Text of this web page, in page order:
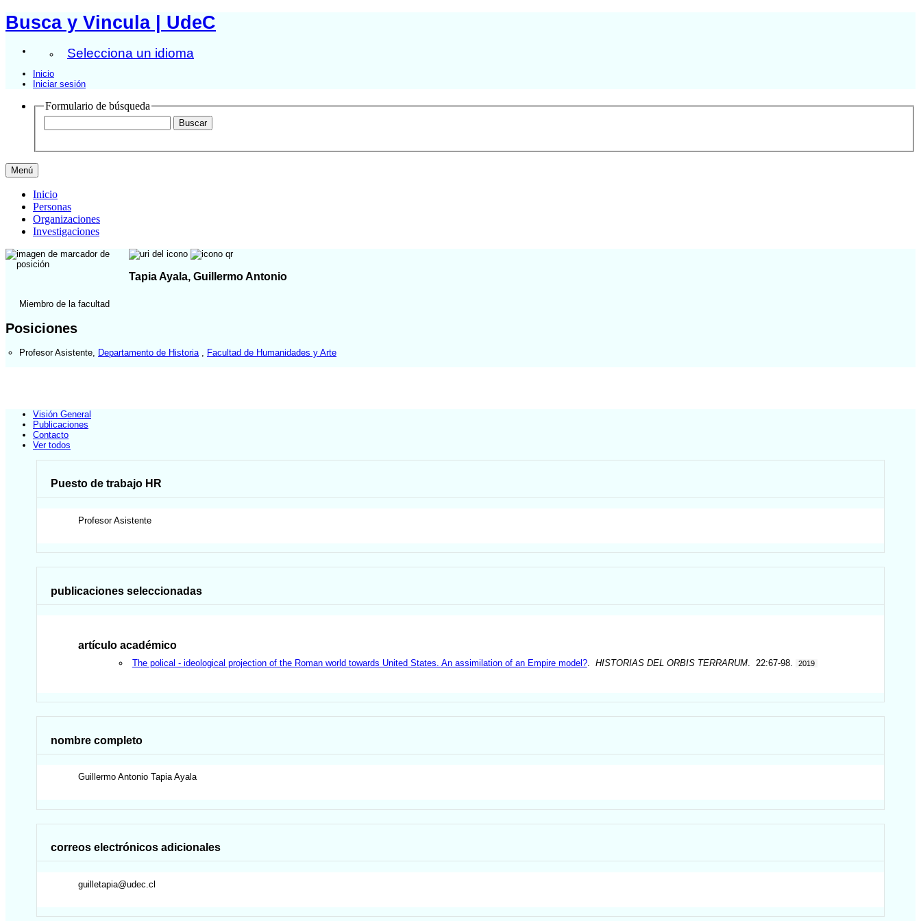
Busca y Vincula | UdeC
Selecciona un idioma
Inicio
Iniciar sesión
Formulario de búsqueda
Menú
Inicio
Personas
Organizaciones
Investigaciones
Tapia Ayala, Guillermo Antonio
Miembro de la facultad
Posiciones
Profesor Asistente Departamento de Historia Facultad de Humanidades y Arte
Visión General
Publicaciones
Contacto
Ver todos
Puesto de trabajo HR
Profesor Asistente
publicaciones seleccionadas
artículo académico
The polical - ideological projection of the Roman world towards United States. An assimilation of an Empire model?. HISTORIAS DEL ORBIS TERRARUM. 22:67-98. 2019
nombre completo
Guillermo Antonio Tapia Ayala
correos electrónicos adicionales
guilletapia@udec.cl